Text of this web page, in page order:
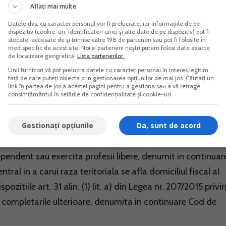
Vreau acest produs →
de persoanele fizice care desfasoara activitati
profesii libere
fiscale datorate de persoanele fizice care
sau exercita profesii libere, denumit in
in a carui raza teritoriala se afla domiciliul fiscal al
art. 31 alin. (1) lit. a) din Legea nr. 207/2015
ulterioare, denumita in continuare Cod de
Aflați mai multe
Datele dvs. cu caracter personal vor fi prelucrate, iar informațiile de pe
dispozitiv (cookie-uri, identificatori unici și alte date de pe dispozitiv) pot fi
stocate, accesate de și trimise către 198 de parteneri sau pot fi folosite în
mod specific de acest site. Noi și partenerii noștri putem folosi date exacte
de localizare geografică. Lista partenerilor.
Unii furnizori vă pot prelucra datele cu caracter personal în interes legitim,
față de care puteți obiecta prin gestionarea opțiunilor de mai jos. Căutați un
link în partea de jos a acestei pagini pentru a gestiona sau a vă retrage
consimțământul în setările de confidențialitate și cookie-uri.
Da, sunt de acord
Gestionați opțiunile